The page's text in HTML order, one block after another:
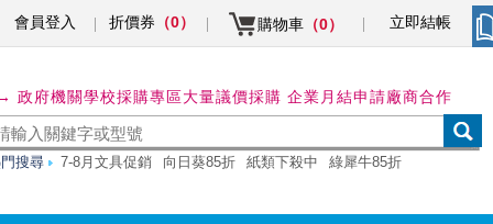
會員登入 折價券 （0） 購物車 （0） 立即結帳
政府機關學校採購專區大量議價採購 企業月結申請廠商合作
搜尋 7-8月文具促銷 向日葵85折 紙類下殺中 綠犀牛85折